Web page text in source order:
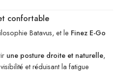
confortable
Batavus, et le Finez E-Go
une posture droite et naturelle,
et réduisant la fatigue